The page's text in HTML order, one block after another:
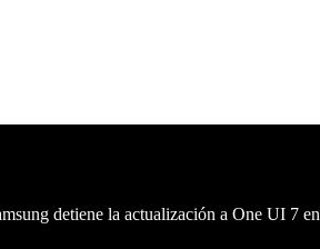
detiene la actualización a One UI 7 en